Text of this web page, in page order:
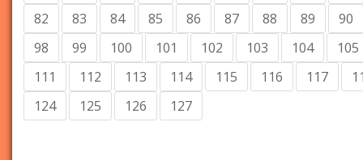
82
83 84 85 86 87 88 89
90
98
99 100 101 102 103 104
105
111
112 113 114 115 116 117
124
125 126 127